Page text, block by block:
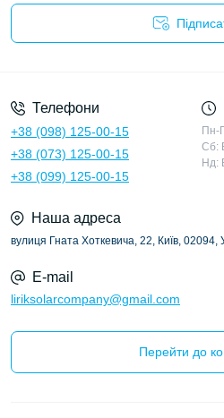
Телефони
+38 (098) 125-00-15
+38 (073) 125-00-15
+38 (099) 125-00-15
Пн-
Сб:
Нд:
Наша адреса
вулиця Гната Хоткевича, 22, Київ, 02094,
E-mail
liriksolarcompany@gmail.com
Перейти до